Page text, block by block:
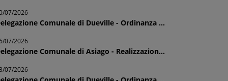
07/2026
Comunale di Dueville - Ordinanza ...
07/2026
Comunale di Asiago - Realizzazion...
07/2026